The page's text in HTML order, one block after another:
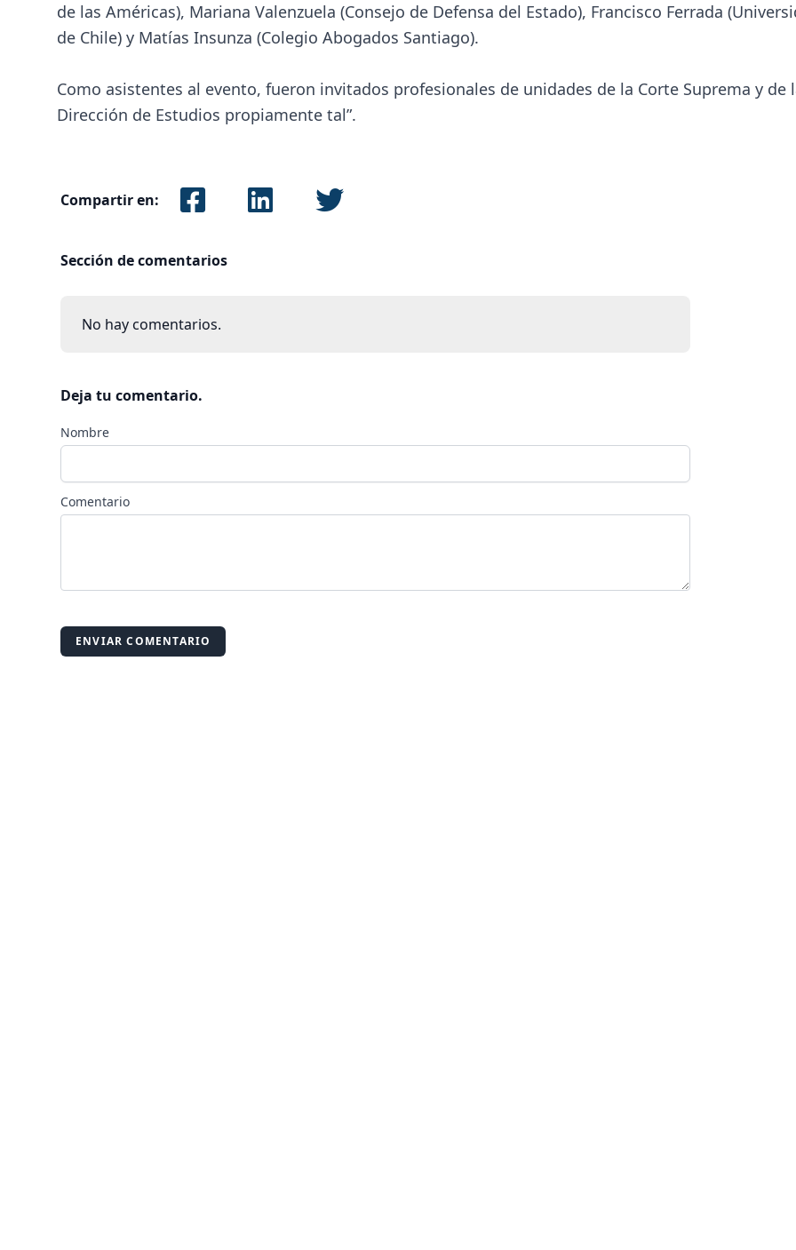
de las Américas), Mariana Valenzuela (Consejo de Defensa del Estado), Francisco Ferrada
de Chile) y Matías Insunza (Colegio Abogados Santiago).
Como asistentes al evento, fueron invitados profesionales de unidades de la Corte Suprema y de
Dirección de Estudios propiamente tal”.
Compartir en:
Sección de comentarios
No hay comentarios.
Deja tu comentario.
Nombre
Comentario
ENVIAR COMENTARIO